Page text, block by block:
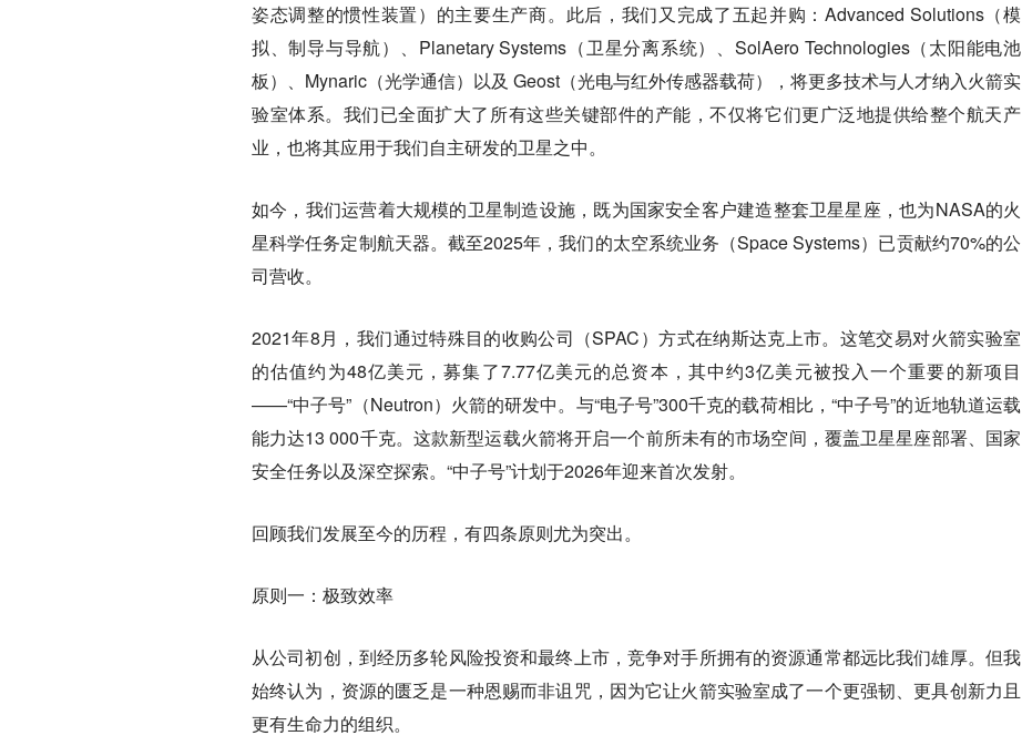
姿态调整的惯性装置）的主要生产商。此后，我们又完成了五起并购：Advanced Solutions（模
拟、制导与导航）、Planetary Systems（卫星分离系统）、SolAero Technologies（太阳能电池
板）、Mynaric（光学通信）以及 Geost（光电与红外传感器载荷），将更多技术与人才纳入火箭实
验室体系。我们已全面扩大了所有这些关键部件的产能，不仅将它们更广泛地提供给整个航天产
业，也将其应用于我们自主研发的卫星之中。
如今，我们运营着大规模的卫星制造设施，既为国家安全客户建造整套卫星星座，也为NASA的火
星科学任务定制航天器。截至2025年，我们的太空系统业务（Space Systems）已贡献约70%的公
司营收。
2021年8月，我们通过特殊目的收购公司（SPAC）方式在纳斯达克上市。这笔交易对火箭实验室
的估值约为48亿美元，募集了7.77亿美元的总资本，其中约3亿美元被投入一个重要的新项目
——“中子号”（Neutron）火箭的研发中。与“电子号”300千克的载荷相比，“中子号”的近地轨道运载
能力达13 000千克。这款新型运载火箭将开启一个前所未有的市场空间，覆盖卫星星座部署、国家
安全任务以及深空探索。“中子号”计划于2026年迎来首次发射。
回顾我们发展至今的历程，有四条原则尤为突出。
原则一：极致效率
从公司初创，到经历多轮风险投资和最终上市，竞争对手所拥有的资源通常都远比我们雄厚。但我
始终认为，资源的匮乏是一种恩赐而非诅咒，因为它让火箭实验室成了一个更强韧、更具创新力且
更有生命力的组织。